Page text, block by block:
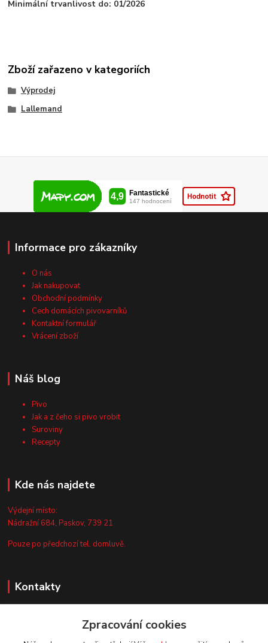
Minimální trvanlivost do: 01/2026
Zboží zařazeno v kategoriích
Výprodej
Lallemand
Informace pro zákazníky
O nás
Jak nakupovat
Obchodní podmínky
Cech domácích pivovarníků
Kontaktní formulář
Vrácení zboží
Náš blog
Pivo
Jak a z čeho si pivo vrobit
Suroviny
Recepty
Kde nás najdete
Výdejní místo:
Nádražní 684, Paskov, 739 21
Pouze po předchozí tel. domluvě.
Kontakty
+420 735 044 675Zpracování cookies